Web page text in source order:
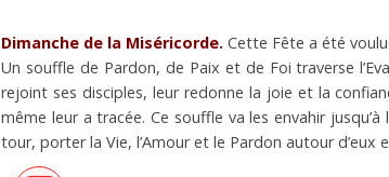
Dimanche de la Miséricorde. Cette Fête a été
Un souffle de Pardon, de Paix et de Foi traverse
rejoint ses disciples, leur redonne la joie et la
même leur a tracée. Ce souffle va les envahir
tour, porter la Vie, l’Amour et le Pardon autour d’eux